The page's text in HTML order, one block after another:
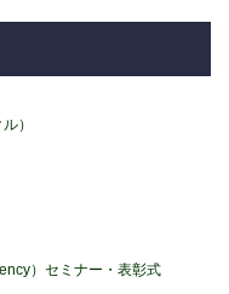
）
）セミナー・表彰式